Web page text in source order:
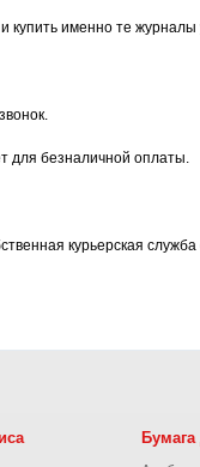
купить именно те
для безналичной оплаты.
курьерская